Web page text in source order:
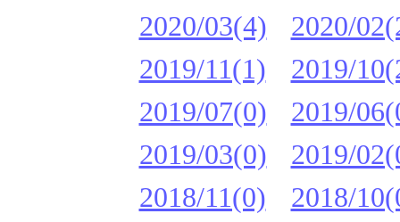
2020/03(4)
2020/
2019/11(1)
2019/
2019/07(0)
2019/
2019/03(0)
2019/
2018/11(0)
2018/